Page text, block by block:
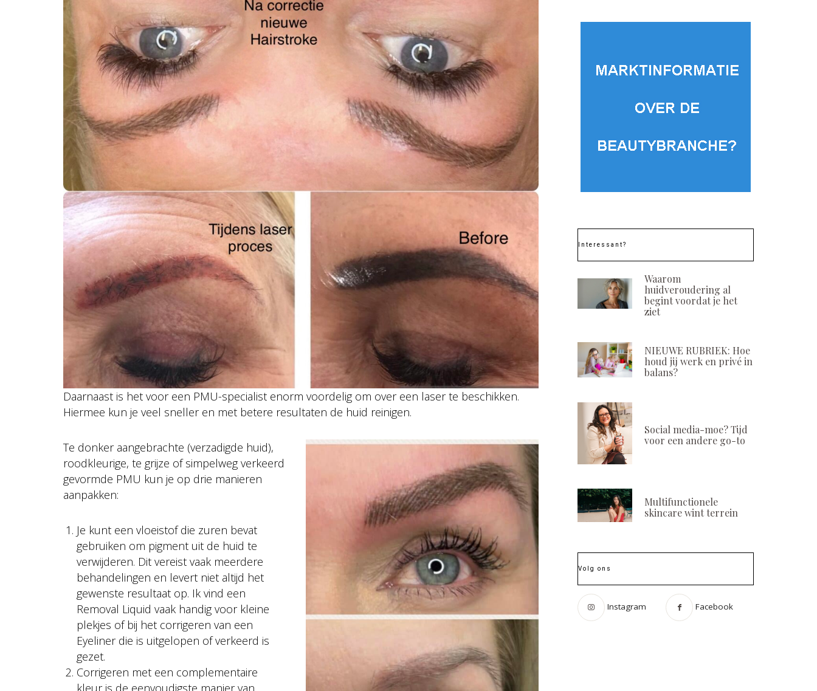
Daarnaast is het voor een PMU-specialist enorm voordelig om over een laser te beschikken.
Hiermee kun je veel sneller en met betere resultaten de huid reinigen.
Te donker aangebrachte (verzadigde huid),
roodkleurige, te grijze of simpelweg verkeerd
gevormde PMU kun je op drie manieren
aanpakken:
Je kunt een vloeistof die zuren bevat
gebruiken om pigment uit de huid te
verwijderen. Dit vereist vaak meerdere
behandelingen en levert niet altijd het
gewenste resultaat op. Ik vind een
Removal Liquid vaak handig voor kleine
plekjes of bij het corrigeren van een
Eyeliner die is uitgelopen of verkeerd is
gezet.
Corrigeren met een complementaire
Interessant?
Waarom
huidveroudering al
begint voordat je het
ziet
NIEUWE RUBRIEK: Hoe
houd jij werk en privé in
balans?
Social media-moe? Tijd
voor een andere go-to
Multifunctionele
skincare wint terrein
Volg ons
Instagram Facebook